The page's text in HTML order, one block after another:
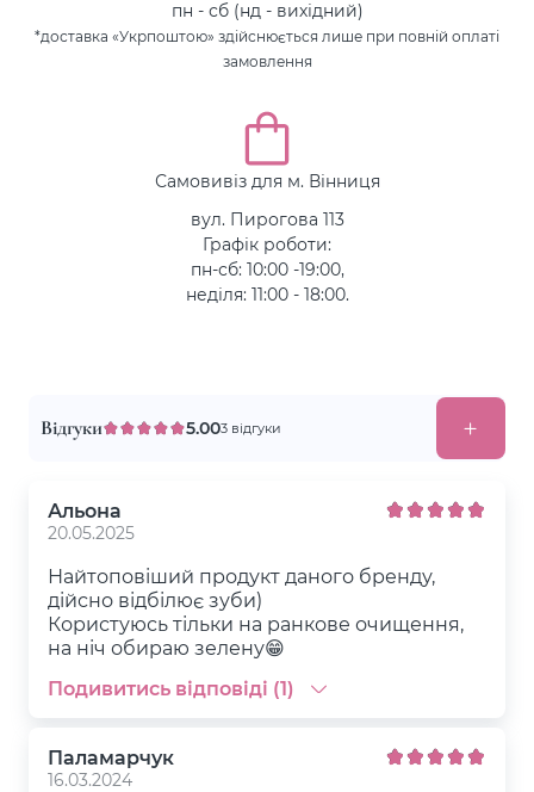
пн - сб (нд - вихідний)
*доставка «Укрпоштою» здійснюється лише при повній оплаті
замовлення
Самовивіз для м. Вінниця
вул. Пирогова 113
Графік роботи:
пн-сб: 10:00 -19:00,
неділя: 11:00 - 18:00.
Відгуки 5.003 відгуки
Альона
20.05.2025
Найтоповіший продукт даного бренду,
дійсно відбілює зуби)
Користуюсь тільки на ранкове очищення,
на ніч обираю зелену😁
Подивитись відповіді (1)
Паламарчук
16.03.2024